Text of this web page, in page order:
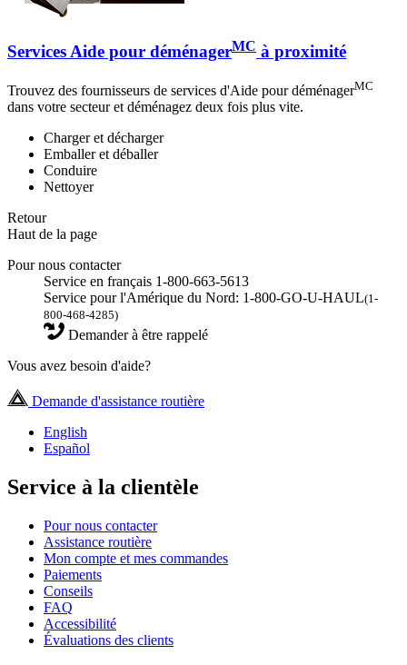
Services Aide pour déménagerMC à proximité
Trouvez des fournisseurs de services d'Aide pour déménagerMC
dans votre secteur et déménagez deux fois plus vite.
Charger et décharger
Emballer et déballer
Conduire
Nettoyer
Retour
Haut de la page
Pour nous contacter
Service en français 1-800-663-5613
Service pour l'Amérique du Nord: 1-800-GO-U-HAUL(1-
800-468-4285)
Demander à être rappelé
Vous avez besoin d'aide?
Demande d'assistance routière
English
Español
Service à la clientèle
Pour nous contacter
Assistance routière
Mon compte et mes commandes
Paiements
Conseils
FAQ
Accessibilité
Évaluations des clients